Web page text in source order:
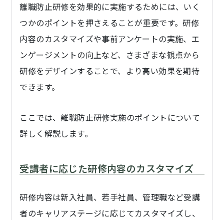
離職防止研修を効果的に実施するためには、いく
つかのポイントを押さえることが重要です。研修
内容のカスタマイズや事前アンケートの実施、エ
ンゲージメントの向上など、さまざまな観点から
研修をデザインすることで、より高い効果を期待
できます。
ここでは、離職防止研修実施のポイントについて
詳しく解説します。
受講者に応じた研修内容のカスタマイズ
研修内容は新入社員、若手社員、管理職など受講
者のキャリアステージに応じてカスタマイズし、